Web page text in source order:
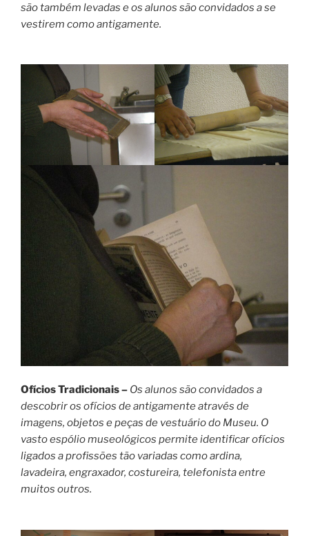
são também levadas e os alunos são convidados a se
vestirem como antigamente.
Ofícios Tradicionais – Os alunos são convidados a
descobrir os ofícios de antigamente através de
imagens, objetos e peças de vestuário do Museu. O
vasto espólio museológicos permite identificar ofícios
ligados a profissões tão variadas como ardina,
lavadeira, engraxador, costureira, telefonista entre
muitos outros.